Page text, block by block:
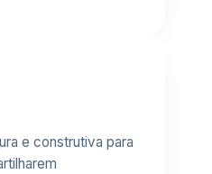
e construtiva para